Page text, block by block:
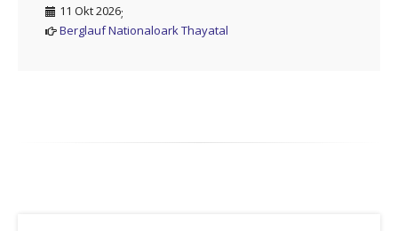
11 Okt 2026;
Berglauf Nationaloark Thayatal